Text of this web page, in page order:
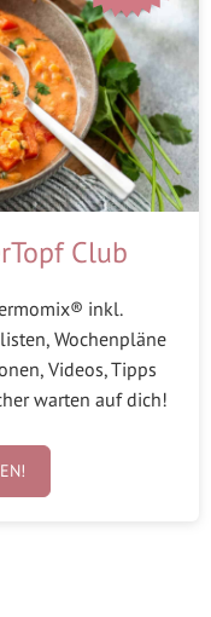
Club
inkl.
Wochenpläne
Videos, Tipps
warten auf dich!